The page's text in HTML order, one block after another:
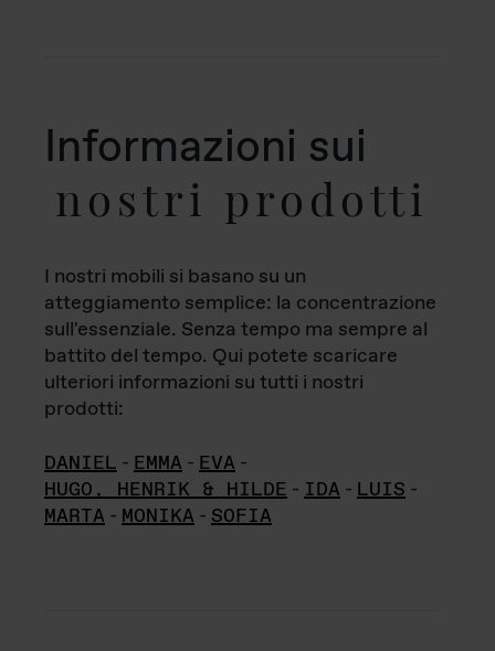
Informazioni sui
nostri prodotti
I nostri mobili si basano su un
atteggiamento semplice: la concentrazione
sull'essenziale. Senza tempo ma sempre al
battito del tempo. Qui potete scaricare
ulteriori informazioni su tutti i nostri
prodotti:
DANIEL - EMMA - EVA -
HUGO, HENRIK & HILDE - IDA - LUIS -
MARTA - MONIKA - SOFIA